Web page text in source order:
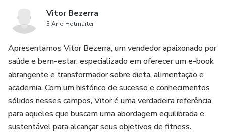
Vitor Bezerra
3 Ano Hotmarter
Apresentamos Vitor Bezerra, um vendedor apaixonado por
saúde e bem-estar, especializado em oferecer um e-book
abrangente e transformador sobre dieta, alimentação e
academia. Com um histórico de sucesso e conhecimentos
sólidos nesses campos, Vitor é uma verdadeira referência
para aqueles que buscam uma abordagem equilibrada e
sustentável para alcançar seus objetivos de fitness.